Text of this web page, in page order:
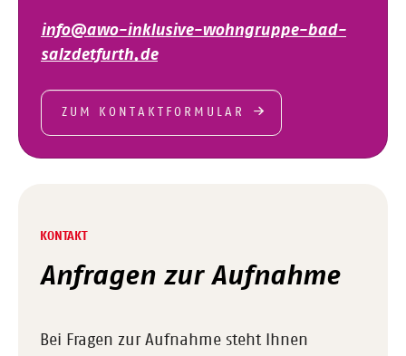
info@awo-inklusive-wohngruppe-bad-
salzdetfurth.de
ZUM KONTAKTFORMULAR
KONTAKT
Anfragen zur Aufnahme
Bei Fragen zur Aufnahme steht Ihnen